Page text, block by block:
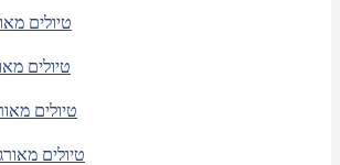
טיולים
טיולים
טיולים
טיולים